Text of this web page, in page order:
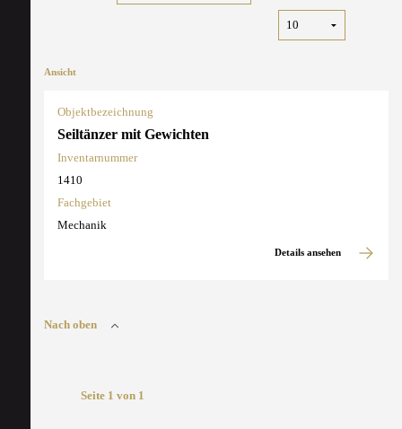
Ansicht
Objektbezeichnung
Seiltänzer mit Gewichten
Inventarnummer
1410
Fachgebiet
Mechanik
Details ansehen
Nach oben
Seite 1 von 1